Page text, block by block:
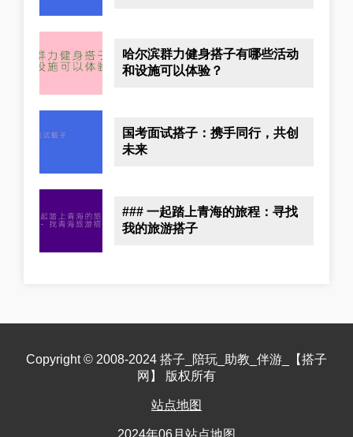
哈尔滨群力健身搭子有哪些活动
和设施可以体验？
国考面试搭子：携手同行，共创
未来
### 一起踏上青海的旅程：寻找
我的旅游搭子
Copyright © 2008-2024 搭子_陪玩_助教_伴游_【搭子
网】 版权所有
站点地图
2024年06月站点地图